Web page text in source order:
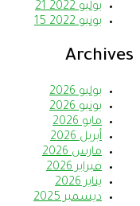
يوليو 2022
21
يونيو 2022
15
Archives
يوليو 2026
يونيو 2026
مايو 2026
أبريل 2026
مارس 2026
فبراير 2026
يناير 2026
ديسمبر 2025